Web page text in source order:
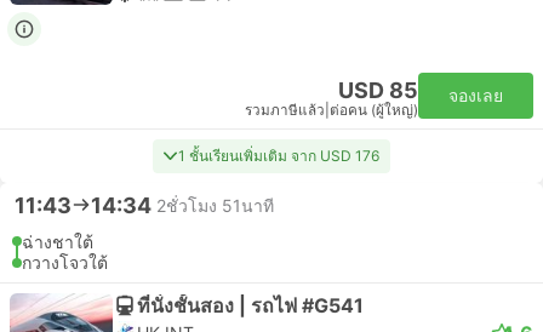
USD 85
รวมภาษีแล้ว ต่อคน (ผู้ใหญ่)
จองเลย
1 ชั้นเรียนเพิ่มเติม จาก USD 176
11:43 14:34 2ชั่วโมง 51นาที
ฉ่างชาใต้
กวางโจวใต้
ที่นั่งชั้นสอง | รถไฟ #G541